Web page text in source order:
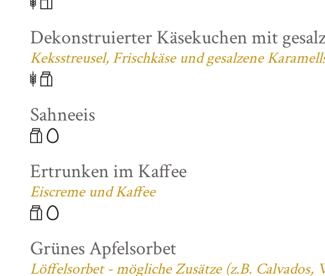
Dekonstruierter Käsekuchen mit
Keksstreusel, Frischkäse und gesalzene
Sahneeis
Ertrunken im Kaffee
Eiscreme und Kaffee
Grünes Apfelsorbet
Löffelsorbet - mögliche Zusätze (z.B. Calvados,